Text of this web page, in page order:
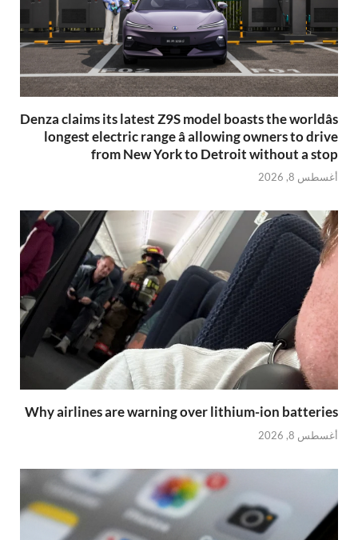
Denza claims its latest Z9S model boasts the worldâs
longest electric range â allowing owners to drive
from New York to Detroit without a stop
أغسطس 8, 2026
Why airlines are warning over lithium-ion batteries
أغسطس 8, 2026